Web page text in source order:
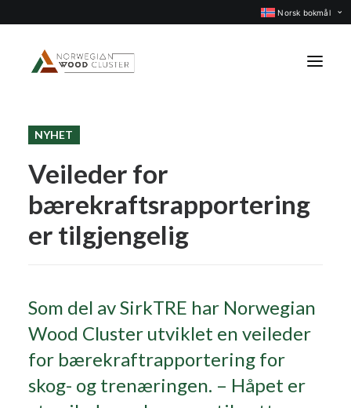
Norsk bokmål
Nyheter
Arrangementer
Prosjekter
Faggrupper
Search
NYHET
Veileder for
bærekraftsrapportering
er tilgjengelig
Som del av SirkTRE har Norwegian
Wood Cluster utviklet en veileder
for bærekraftrapportering for
skog- og trenæringen. – Håpet er